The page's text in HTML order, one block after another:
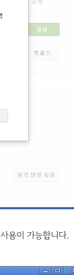
용이 가능합니다.